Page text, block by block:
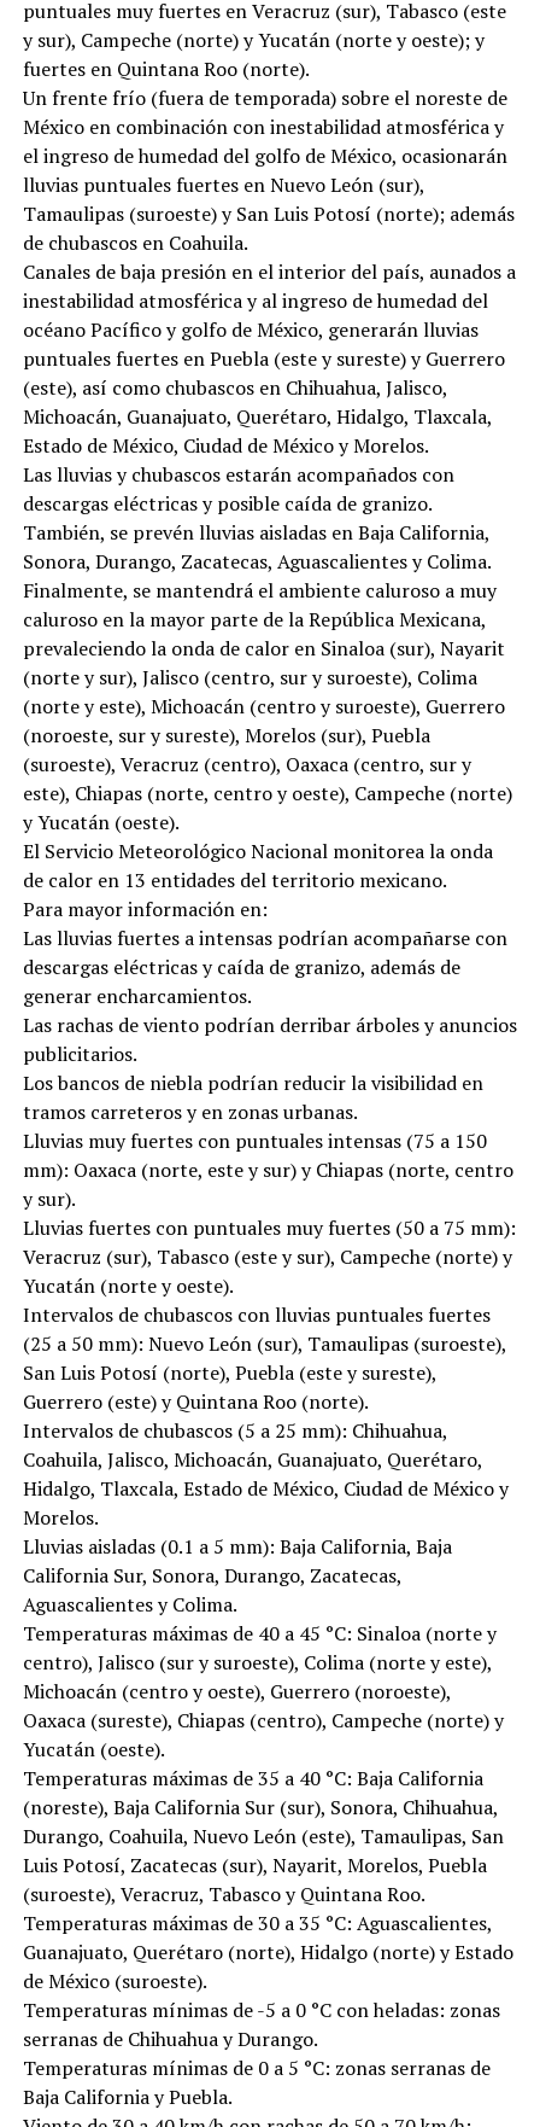
puntuales muy fuertes en Veracruz (sur), Tabasco (este
y sur), Campeche (norte) y Yucatán (norte y oeste); y
fuertes en Quintana Roo (norte).
Un frente frío (fuera de temporada) sobre el noreste de
México en combinación con inestabilidad atmosférica y
el ingreso de humedad del golfo de México, ocasionarán
lluvias puntuales fuertes en Nuevo León (sur),
Tamaulipas (suroeste) y San Luis Potosí (norte); además
de chubascos en Coahuila.
Canales de baja presión en el interior del país, aunados a
inestabilidad atmosférica y al ingreso de humedad del
océano Pacífico y golfo de México, generarán lluvias
puntuales fuertes en Puebla (este y sureste) y Guerrero
(este), así como chubascos en Chihuahua, Jalisco,
Michoacán, Guanajuato, Querétaro, Hidalgo, Tlaxcala,
Estado de México, Ciudad de México y Morelos.
Las lluvias y chubascos estarán acompañados con
descargas eléctricas y posible caída de granizo.
También, se prevén lluvias aisladas en Baja California,
Sonora, Durango, Zacatecas, Aguascalientes y Colima.
Finalmente, se mantendrá el ambiente caluroso a muy
caluroso en la mayor parte de la República Mexicana,
prevaleciendo la onda de calor en Sinaloa (sur), Nayarit
(norte y sur), Jalisco (centro, sur y suroeste), Colima
(norte y este), Michoacán (centro y suroeste), Guerrero
(noroeste, sur y sureste), Morelos (sur), Puebla
(suroeste), Veracruz (centro), Oaxaca (centro, sur y
este), Chiapas (norte, centro y oeste), Campeche (norte)
y Yucatán (oeste).
El Servicio Meteorológico Nacional monitorea la onda
de calor en 13 entidades del territorio mexicano.
Para mayor información en:
Las lluvias fuertes a intensas podrían acompañarse con
descargas eléctricas y caída de granizo, además de
generar encharcamientos.
Las rachas de viento podrían derribar árboles y anuncios
publicitarios.
Los bancos de niebla podrían reducir la visibilidad en
tramos carreteros y en zonas urbanas.
Lluvias muy fuertes con puntuales intensas (75 a 150
mm): Oaxaca (norte, este y sur) y Chiapas (norte, centro
y sur).
Lluvias fuertes con puntuales muy fuertes (50 a 75 mm):
Veracruz (sur), Tabasco (este y sur), Campeche (norte) y
Yucatán (norte y oeste).
Intervalos de chubascos con lluvias puntuales fuertes
(25 a 50 mm): Nuevo León (sur), Tamaulipas (suroeste),
San Luis Potosí (norte), Puebla (este y sureste),
Guerrero (este) y Quintana Roo (norte).
Intervalos de chubascos (5 a 25 mm): Chihuahua,
Coahuila, Jalisco, Michoacán, Guanajuato, Querétaro,
Hidalgo, Tlaxcala, Estado de México, Ciudad de México y
Morelos.
Lluvias aisladas (0.1 a 5 mm): Baja California, Baja
California Sur, Sonora, Durango, Zacatecas,
Aguascalientes y Colima.
Temperaturas máximas de 40 a 45 °C: Sinaloa (norte y
centro), Jalisco (sur y suroeste), Colima (norte y este),
Michoacán (centro y oeste), Guerrero (noroeste),
Oaxaca (sureste), Chiapas (centro), Campeche (norte) y
Yucatán (oeste).
Temperaturas máximas de 35 a 40 °C: Baja California
(noreste), Baja California Sur (sur), Sonora, Chihuahua,
Durango, Coahuila, Nuevo León (este), Tamaulipas, San
Luis Potosí, Zacatecas (sur), Nayarit, Morelos, Puebla
(suroeste), Veracruz, Tabasco y Quintana Roo.
Temperaturas máximas de 30 a 35 °C: Aguascalientes,
Guanajuato, Querétaro (norte), Hidalgo (norte) y Estado
de México (suroeste).
Temperaturas mínimas de -5 a 0 °C con heladas: zonas
serranas de Chihuahua y Durango.
Temperaturas mínimas de 0 a 5 °C: zonas serranas de
Baja California y Puebla.